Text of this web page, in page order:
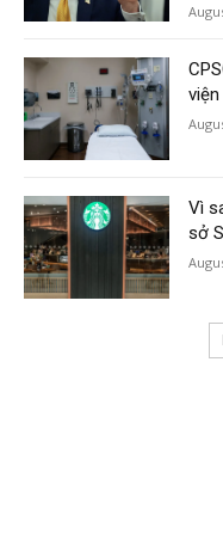
Vì
sở